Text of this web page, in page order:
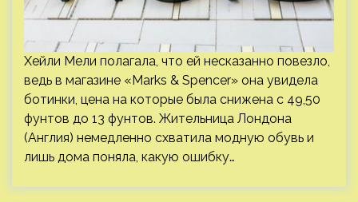
Хейли Мели полагала, что ей несказанно повезло,
ведь в магазине «Marks & Spencer» она увидела
ботинки, цена на которые была снижена с 49,50
фунтов до 13 фунтов. Жительница Лондона
(Англия) немедленно схватила модную обувь и
лишь дома поняла, какую ошибку…